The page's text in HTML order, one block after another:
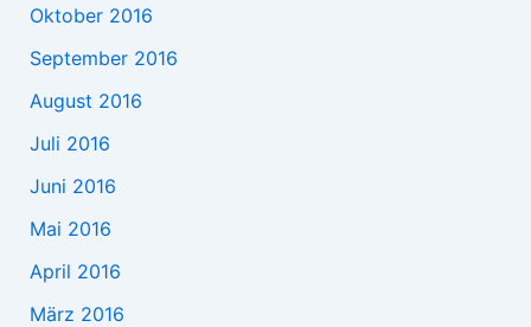
Oktober 2016
September 2016
August 2016
Juli 2016
Juni 2016
Mai 2016
April 2016
März 2016